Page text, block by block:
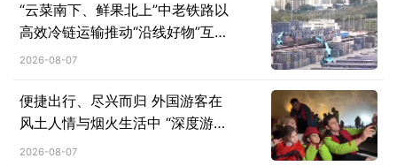
“云菜南下、鲜果北上”中老铁路以
高效冷链运输推动“沿线好物”互惠
流通
2026-08-07
便捷出行、尽兴而归 外国游客在
风土人情与烟火生活中 “深度游中
国”
2026-08-07